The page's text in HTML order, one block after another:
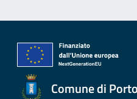
Comune di